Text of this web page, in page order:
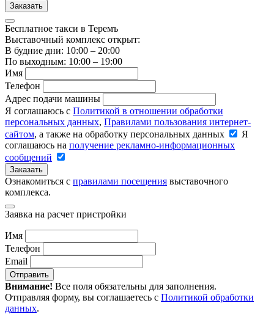
Заказать
Бесплатное такси в Теремъ
Выставочный комплекс открыт:
В будние дни: 10:00 – 20:00
По выходным: 10:00 – 19:00
Имя
Телефон
Адрес подачи машины
Я соглашаюсь с Политикой в отношении обработки
персональных данных, Правилами пользования интернет-
сайтом, а также на обработку персональных данных
Я
соглашаюсь на получение рекламно-информационных
сообщений
Заказать
Ознакомиться с правилами посещения выставочного
комплекса.
Заявка на расчет пристройки
Имя
Телефон
Email
Отправить
Внимание! Все поля обязательны для заполнения.
Отправляя форму, вы соглашаетесь с Политикой обработки
данных.